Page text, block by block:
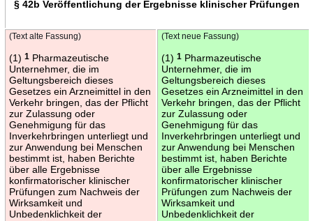
§ 42b Veröffentlichung der Ergebnisse klinischer Prüfungen
(Text alte Fassung)
(1) 1Pharmazeutische
Unternehmer, die im
Geltungsbereich dieses
Gesetzes ein Arzneimittel in den
Verkehr bringen, das der Pflicht
zur Zulassung oder
Genehmigung für das
Inverkehrbringen unterliegt und
zur Anwendung bei Menschen
bestimmt ist, haben Berichte
über alle Ergebnisse
konfirmatorischer klinischer
Prüfungen zum Nachweis der
Wirksamkeit und
Unbedenklichkeit der
(Text neue Fassung)
(1) 1Pharmazeutische
Unternehmer, die im
Geltungsbereich dieses
Gesetzes ein Arzneimittel in den
Verkehr bringen, das der Pflicht
zur Zulassung oder
Genehmigung für das
Inverkehrbringen unterliegt und
zur Anwendung bei Menschen
bestimmt ist, haben Berichte
über alle Ergebnisse
konfirmatorischer klinischer
Prüfungen zum Nachweis der
Wirksamkeit und
Unbedenklichkeit der